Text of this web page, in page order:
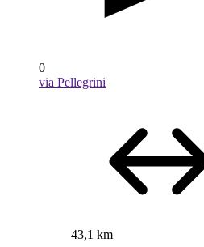
0
via Pellegrini
43,1 km